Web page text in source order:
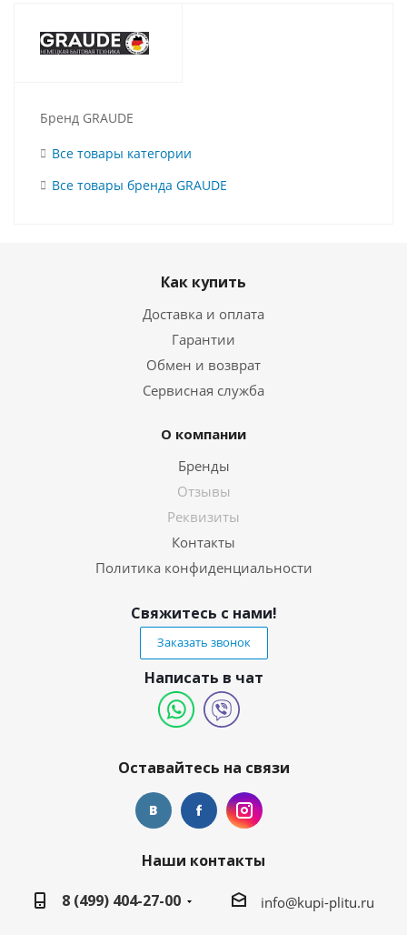
Бренд GRAUDE
Все товары категории
Все товары бренда GRAUDE
Как купить
Доставка и оплата
Гарантии
Обмен и возврат
Сервисная служба
О компании
Бренды
Отзывы
Реквизиты
Контакты
Политика конфиденциальности
Свяжитесь с нами!
Заказать звонок
Написать в чат
Оставайтесь на связи
Наши контакты
8 (499) 404-27-00
info@kupi-plitu.ru